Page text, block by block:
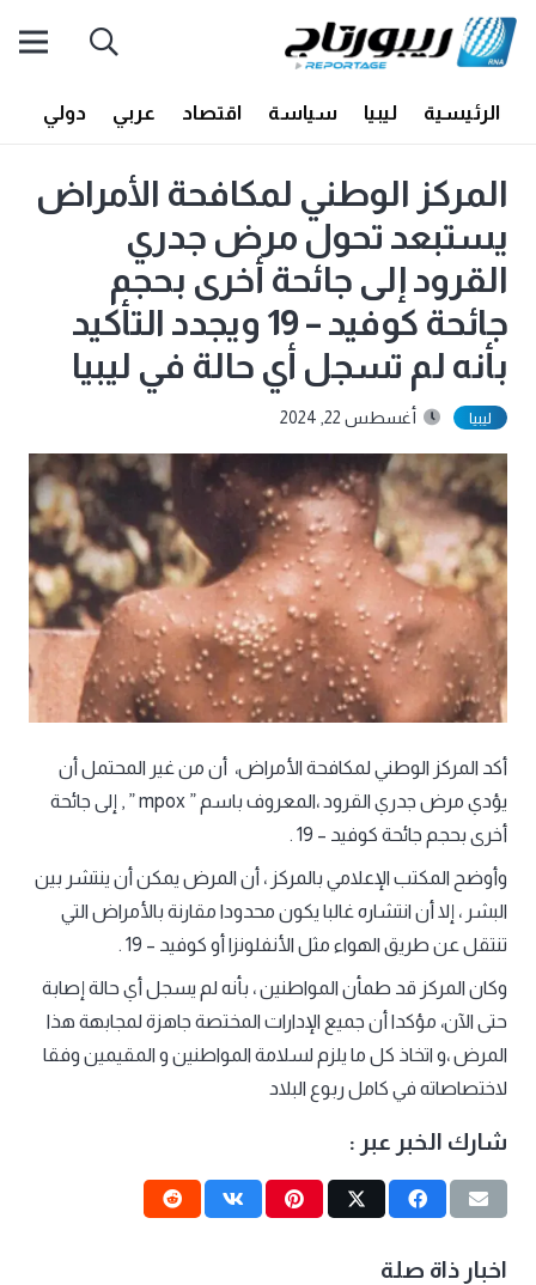
الرئيسية ليبيا سياسة اقتصاد عربي دولي
المركز الوطني لمكافحة الأمراض
يستبعد تحول مرض جدري
القرود إلى جائحة أخرى بحجم
جائحة كوفيد – 19 ويجدد التأكيد
بأنه لم تسجل أي حالة في ليبيا
ليبيا أغسطس 22, 2024
أكد المركز الوطني لمكافحة الأمراض، أن من غير المحتمل أن
يؤدي مرض جدري القرود ،المعروف باسم ” mpox ” , إلى جائحة
أخرى بحجم جائحة كوفيد – 19 .
وأوضح المكتب الإعلامي بالمركز ، أن المرض يمكن أن ينتشر بين
البشر ، إلا أن انتشاره غالبا يكون محدودا مقارنة بالأمراض التي
تنتقل عن طريق الهواء مثل الأنفلونزا أو كوفيد – 19 .
وكان المركز قد طمأن المواطنين ، بأنه لم يسجل أي حالة إصابة
حتى الآن، مؤكدا أن جميع الإدارات المختصة جاهزة لمجابهة هذا
المرض ،و اتخاذ كل ما يلزم لسلامة المواطنين و المقيمين وفقا
لاختصاصاته في كامل ربوع البلاد
شارك الخبر عبر :
اخبار ذاة صلة